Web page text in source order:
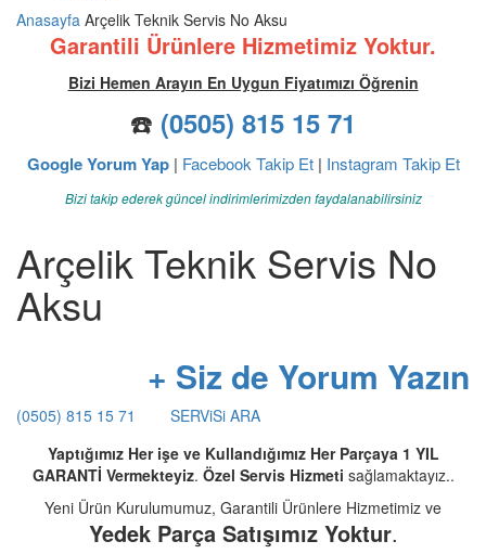
Anasayfa Arçelik Teknik Servis No Aksu
Garantili Ürünlere Hizmetimiz Yoktur.
Bizi Hemen Arayın En Uygun Fiyatımızı Öğrenin
☎️ (0505) 815 15 71
Google Yorum Yap| Facebook Takip Et| Instagram Takip Et
Bizi takip ederek güncel indirimlerimizden faydalanabilirsiniz
Arçelik Teknik Servis No
Aksu
+ Siz de Yorum Yazın
(0505) 815 15 71
SERViSi ARA
Yaptığımız Her işe ve Kullandığımız Her Parçaya 1 YIL
GARANTİ Vermekteyiz. Özel Servis Hizmeti sağlamaktayız..
Yeni Ürün Kurulumumuz, Garantili Ürünlere Hizmetimiz ve
Yedek Parça Satışımız Yoktur.